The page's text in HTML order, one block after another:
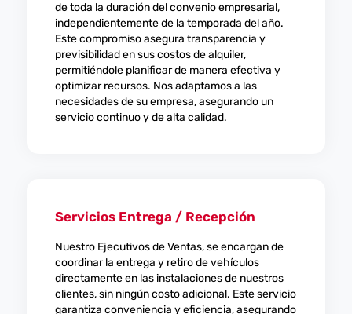
de toda la duración del convenio empresarial,
independientemente de la temporada del año.
Este compromiso asegura transparencia y
previsibilidad en sus costos de alquiler,
permitiéndole planificar de manera efectiva y
optimizar recursos. Nos adaptamos a las
necesidades de su empresa, asegurando un
servicio continuo y de alta calidad.
Servicios Entrega / Recepción
Nuestro Ejecutivos de Ventas, se encargan de
coordinar la entrega y retiro de vehículos
directamente en las instalaciones de nuestros
clientes, sin ningún costo adicional. Este servicio
garantiza conveniencia y eficiencia, asegurando